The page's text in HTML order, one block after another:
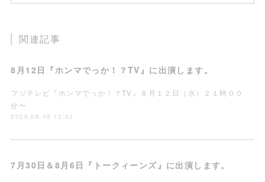
関連記事
8月12日『ホンマでっか！？TV』に出演します。
フジテレビ『ホンマでっか！？TV』８月１２日（水）２１時００
分〜
2026.08.06 12:02
7月30日＆8月6日『トークィーンズ』に出演します。